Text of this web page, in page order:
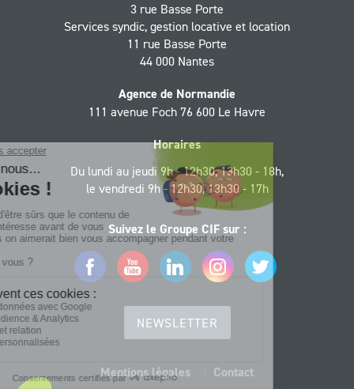
3 rue Basse Porte
Services syndic, gestion locative et location
11 rue Basse Porte
44 000 Nantes
Agence de Normandie
111 avenue Foch 76 600 Le Havre
Horaires
Du lundi au jeudi 9h - 12h30, 13h30 - 18h,
le vendredi 9h - 12h30, 13h30 - 17h
Suivez le Groupe CIF sur :
FacebookYouTube LinkedInInstagramTwitter
NEWSLETTER
Mentions légales Contact